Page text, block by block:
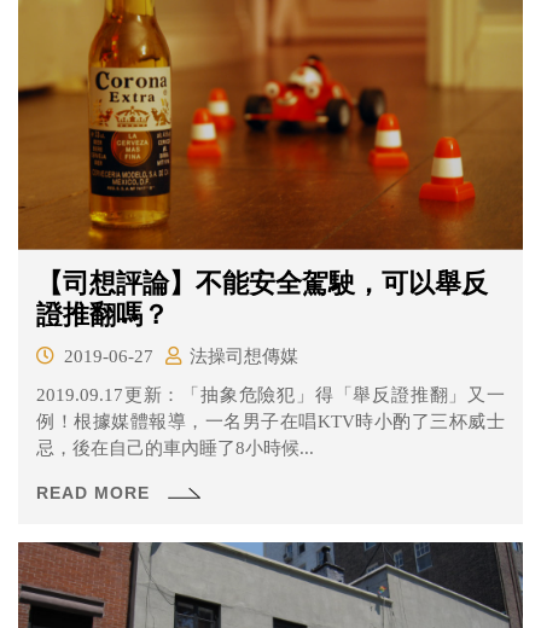
【司想評論】不能安全駕駛，可以舉反
證推翻嗎？
2019-06-27
法操司想傳媒
2019.09.17更新：「抽象危險犯」得「舉反證推翻」又一
例！根據媒體報導，一名男子在唱KTV時小酌了三杯威士
忌，後在自己的車內睡了8小時候...
READ MORE